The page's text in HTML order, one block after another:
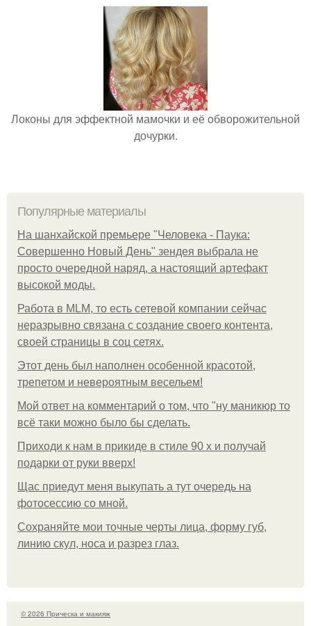
Локоны для эффектной мамочки и её обворожительной
дочурки.
Популярные материалы
На шанхайской премьере "Человека - Паука:
Совершенно Новый День" зендея выбрала не
просто очередной наряд, а настоящий артефакт
высокой моды.
Работа в MLM, то есть сетевой компании сейчас
неразрывно связана с создание своего контента,
своей страницы в соц сетях.
Этот день был наполнен особенной красотой,
трепетом и невероятным весельем!
Мой ответ на комментарий о том, что "ну маникюр то
всё таки можно было бы сделать.
Приходи к нам в прикиде в стиле 90 х и получай
подарки от руки вверх!
Щас приедут меня выкупать а тут очередь на
фотосессию со мной.
Сохраняйте мои точные черты лица, форму губ,
линию скул, носа и разрез глаз.
© 2026 Прическа и макияж